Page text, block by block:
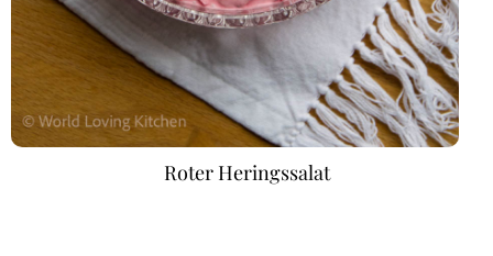
Roter Heringssalat